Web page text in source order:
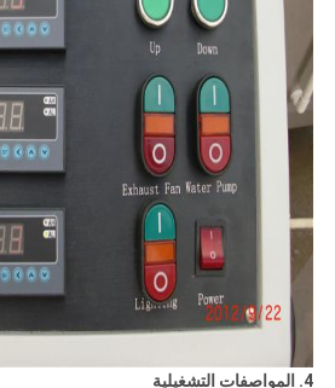
4. المواصفات التشغيلية